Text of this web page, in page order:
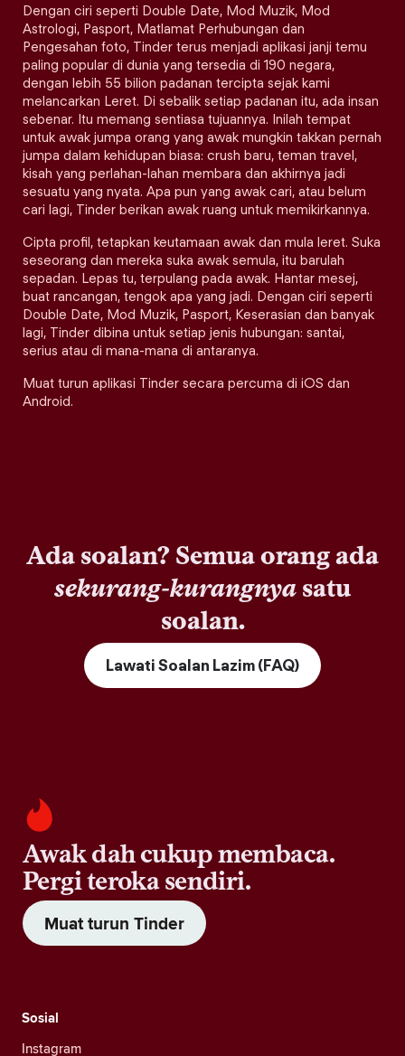
Dengan ciri seperti Double Date, Mod Muzik, Mod
Astrologi, Pasport, Matlamat Perhubungan dan
Pengesahan foto, Tinder terus menjadi aplikasi janji temu
paling popular di dunia yang tersedia di 190 negara,
dengan lebih 55 bilion padanan tercipta sejak kami
melancarkan Leret. Di sebalik setiap padanan itu, ada insan
sebenar. Itu memang sentiasa tujuannya. Inilah tempat
untuk awak jumpa orang yang awak mungkin takkan pernah
jumpa dalam kehidupan biasa: crush baru, teman travel,
kisah yang perlahan-lahan membara dan akhirnya jadi
sesuatu yang nyata. Apa pun yang awak cari, atau belum
cari lagi, Tinder berikan awak ruang untuk memikirkannya.
Cipta profil, tetapkan keutamaan awak dan mula leret. Suka
seseorang dan mereka suka awak semula, itu barulah
sepadan. Lepas tu, terpulang pada awak. Hantar mesej,
buat rancangan, tengok apa yang jadi. Dengan ciri seperti
Double Date, Mod Muzik, Pasport, Keserasian dan banyak
lagi, Tinder dibina untuk setiap jenis hubungan: santai,
serius atau di mana-mana di antaranya.
Muat turun aplikasi Tinder secara percuma di iOS dan
Android.
Ada soalan? Semua orang ada
sekurang-kurangnya satu
soalan.
Lawati Soalan Lazim (FAQ)
Awak dah cukup membaca.
Pergi teroka sendiri.
Muat turun Tinder
Sosial
Instagram